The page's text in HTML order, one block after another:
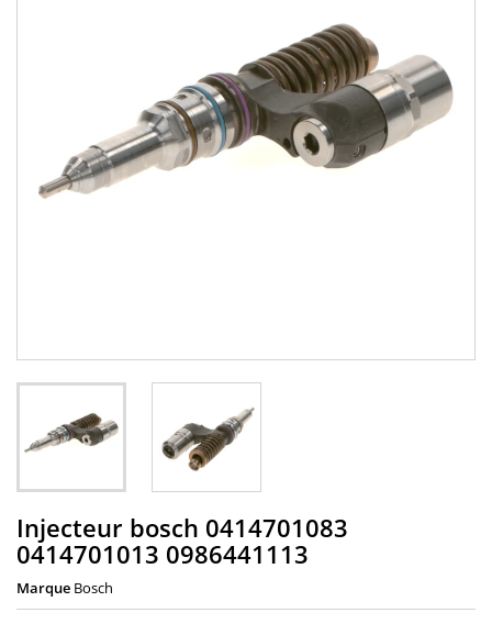
Injecteur bosch 0414701083
0414701013 0986441113
Marque Bosch